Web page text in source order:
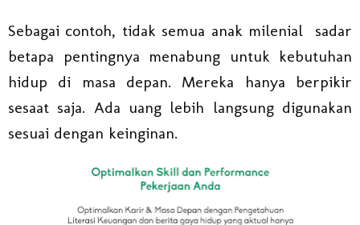
Sebagai contoh, tidak semua anak milenial sadar
betapa pentingnya menabung untuk kebutuhan
hidup di masa depan. Mereka hanya berpikir
sesaat saja. Ada uang lebih langsung digunakan
sesuai dengan keinginan.